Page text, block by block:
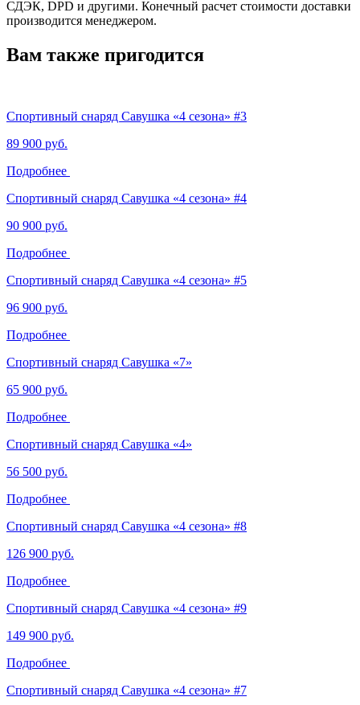
СДЭК, DPD и другими. Конечный расчет стоимости доставки
производится менеджером.
Вам также пригодится
Спортивный снаряд Савушка «‎4 сезона»‎ #3
89 900 руб.
Подробнее
Спортивный снаряд Савушка «‎4 сезона» ‎#4
90 900 руб.
Подробнее
Спортивный снаряд Савушка «‎4 сезона» ‎#5
96 900 руб.
Подробнее
Спортивный снаряд Савушка «‎7»
65 900 руб.
Подробнее
Спортивный снаряд Савушка «‎4»
56 500 руб.
Подробнее
Спортивный снаряд Савушка «‎4 сезона» ‎#8
126 900 руб.
Подробнее
Спортивный снаряд Савушка «‎4 сезона» ‎#9
149 900 руб.
Подробнее
Спортивный снаряд Савушка «‎4 сезона» ‎#7